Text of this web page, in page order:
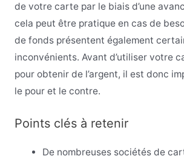
de votre carte par le biais d’une
cela peut être pratique en cas de
de fonds présentent également
inconvénients. Avant d’utiliser votre
pour obtenir de l’argent, il est donc
le pour et le contre.
Points clés à retenir
De nombreuses sociétés de